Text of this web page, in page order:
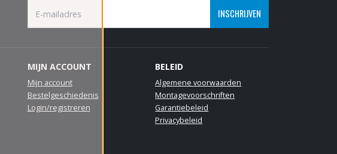
INSCHRIJVEN
MIJN ACCOUNT
Mijn account
Bestelgeschiedenis
Login/registreren
BELEID
Algemene voorwaarden
Montagevoorschriften
Garantiebeleid
Privacybeleid